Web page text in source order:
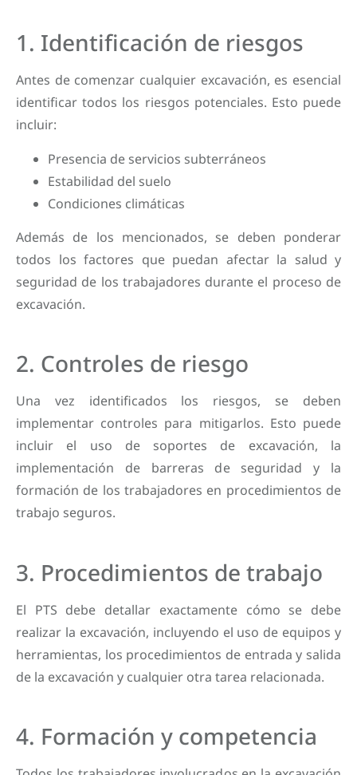
1. Identificación de riesgos
Antes de comenzar cualquier excavación, es esencial
identificar todos los riesgos potenciales. Esto puede
incluir:
Presencia de servicios subterráneos
Estabilidad del suelo
Condiciones climáticas
Además de los mencionados, se deben ponderar
todos los factores que puedan afectar la salud y
seguridad de los trabajadores durante el proceso de
excavación.
2. Controles de riesgo
Una vez identificados los riesgos, se deben
implementar controles para mitigarlos. Esto puede
incluir el uso de soportes de excavación, la
implementación de barreras de seguridad y la
formación de los trabajadores en procedimientos de
trabajo seguros.
3. Procedimientos de trabajo
El PTS debe detallar exactamente cómo se debe
realizar la excavación, incluyendo el uso de equipos y
herramientas, los procedimientos de entrada y salida
de la excavación y cualquier otra tarea relacionada.
4. Formación y competencia